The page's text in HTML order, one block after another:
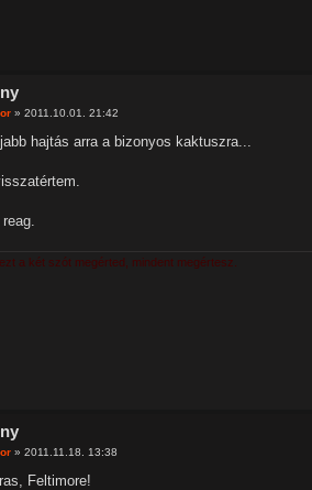
» 2011.10.01. 21:42
hajtás arra a bizonyos kaktuszra...
a két szót megérted, mindent megértesz.
» 2011.11.18. 13:38
Feltimore!